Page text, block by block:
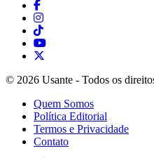
© 2026 Usante - Todos os
Quem Somos
Política Editorial
Termos e Privacidade
Contato